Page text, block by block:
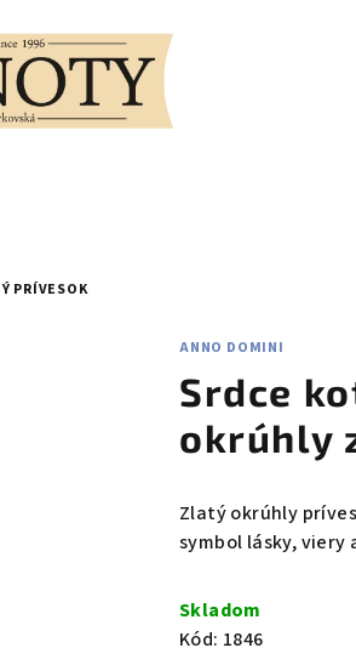
PRÍVESOK
ANNO DOMINI
Srdce
okrúhly
Zlatý okrúhly
symbol lásky, viery
Skladom
Kód: 1846